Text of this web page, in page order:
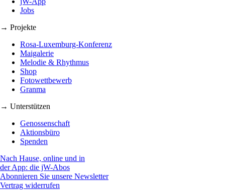
Jobs
→ Projekte
Rosa-Luxemburg-Konferenz
Maigalerie
Melodie & Rhythmus
Shop
Fotowettbewerb
Granma
→ Unterstützen
Genossenschaft
Aktionsbüro
Spenden
Nach Hause, online und in
der App: die jW-Abos
Abonnieren Sie unsere Newsletter
Vertrag widerrufen